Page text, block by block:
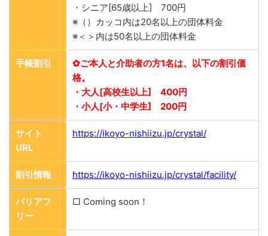
・シニア[65歳以上] 700円
※（）カッコ内は20名以上の団体料金
※＜＞内は50名以上の団体料金
手帳割引
✿ご本人と介助者の方1名は、以下の割引価
格。
・大人[高校生以上] 400円
・小人[小・中学生] 200円
サイト
URL
https://ikoyo-nishiizu.jp/crystal/
割引情報 https://ikoyo-nishiizu.jp/crystal/facility/
バリアフ
リー
□ Coming soon！